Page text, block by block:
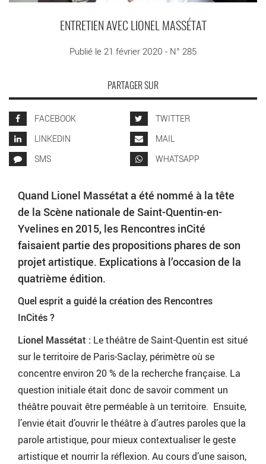
ENTRETIEN AVEC LIONEL MASSÉTAT
Publié le 21 février 2020 - N° 285
PARTAGER SUR
FACEBOOK
TWITTER
LINKEDIN
MAIL
SMS
WHATSAPP
Quand Lionel Massétat a été nommé à la tête
de la Scène nationale de Saint-Quentin-en-
Yvelines en 2015, les Rencontres inCité
faisaient partie des propositions phares de son
projet artistique. Explications à l’occasion de la
quatrième édition.
Quel esprit a guidé la création des Rencontres
InCités ?
Lionel Massétat : Le théâtre de Saint-Quentin est situé
sur le territoire de Paris-Saclay, périmètre où se
concentre environ 20 % de la recherche française. La
question initiale était donc de savoir comment un
théâtre pouvait être perméable à un territoire. Ensuite,
l’envie était d’ouvrir le théâtre à d’autres paroles que la
parole artistique, pour mieux contextualiser le geste
artistique et nourrir la réflexion. Au cours d’une saison,